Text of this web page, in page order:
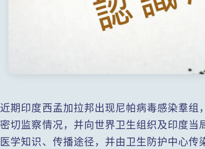
近期印度西孟加拉邦出现尼帕病毒感染羣
密切监察情况，并向世界卫生组织及印度
医学知识、传播途径，并由卫生防护中心